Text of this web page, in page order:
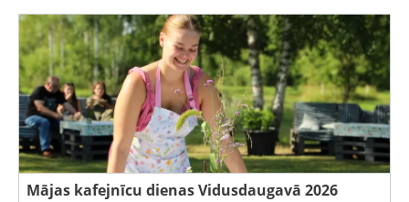
Mājas kafejnīcu dienas Vidusdaugavā 2026